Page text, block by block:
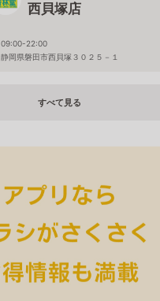
西貝塚店
09:00-22:00
静岡県磐田市西貝塚３０２５－１
すべて見る